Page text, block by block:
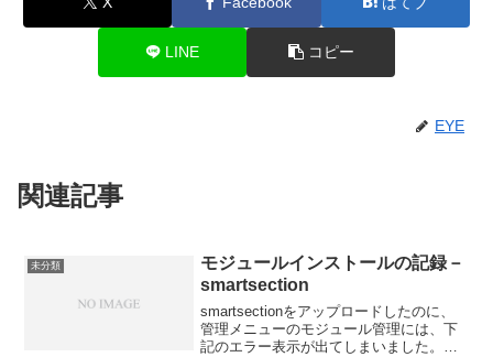
LINE コピー
EYE
関連記事
未分類
モジュールインストールの記録－
smartsection
smartsectionをアップロードしたのに、
管理メニューのモジュール管理には、下
記のエラー表示が出てしまいました。